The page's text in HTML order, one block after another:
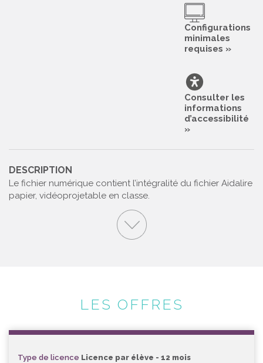
Configurations
minimales
requises »
Consulter les
informations
d’accessibilité
»
DESCRIPTION
Le fichier numérique contient l’intégralité du fichier Aidalire
papier, vidéoprojetable en classe.
LES OFFRES
Type de licence Licence par élève - 12 mois